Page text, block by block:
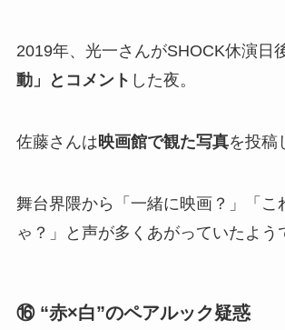
2019年、光一さんがSHOCK休演日
動」とコメント した夜。
佐藤さんは映画館で観た写真を投稿
舞台界隈から「一緒に映画？」「こ
ゃ？」と声が多くあがっていたよう
⑯ “赤×白”のペアルック疑惑